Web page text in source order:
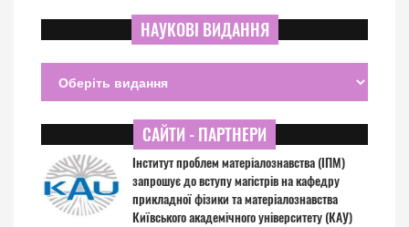
НАУКОВІ ВИДАННЯ
САЙТИ - ПАРТНЕРИ
Інститут проблем матеріалознавства (ІПМ)
запрошує до вступу магістрів на кафедру
прикладної фізики та матеріалознавства
Київського академічного університету (КАУ)